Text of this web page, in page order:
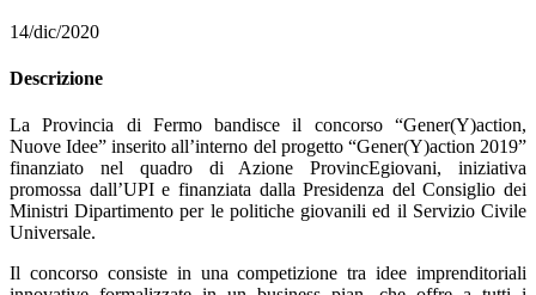
14/dic/2020
Descrizione
La Provincia di Fermo bandisce il concorso “Gener(Y)action,
Nuove Idee” inserito all’interno del progetto “Gener(Y)action 2019”
finanziato nel quadro di Azione ProvincEgiovani, iniziativa
promossa dall’UPI e finanziata dalla Presidenza del Consiglio dei
Ministri Dipartimento per le politiche giovanili ed il Servizio Civile
Universale.
Il concorso consiste in una competizione tra idee imprenditoriali